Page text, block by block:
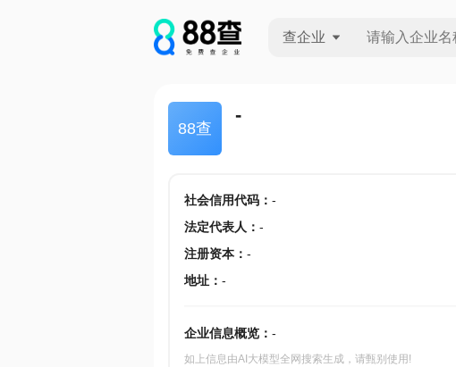
查企业
88查
-
社会信用代码： -
法定代表人 ： -
注册资本： -
地址： -
企业信息概览： -
如上信息由AI大模型全网搜索生成，请甄别使用!